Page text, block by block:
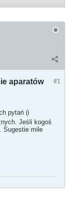
#1
aparatów
pytań (i
Jeśli kogoś
Sugestie mile